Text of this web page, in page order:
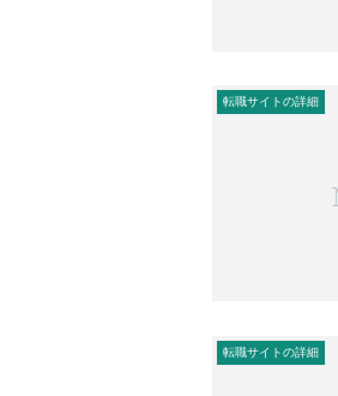
転職サイトの詳細
転職サイトの詳細